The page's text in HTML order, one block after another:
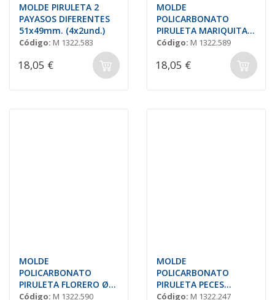
MOLDE PIRULETA 2
PAYASOS DIFERENTES
51x49mm. (4x2und.)
Código: M 1322.583
18,05 €
MOLDE
POLICARBONATO
PIRULETA MARIQUITA +
FLOR 45x46ml
Código: M 1322.589
18,05 €
MOLDE
POLICARBONATO
PIRULETA FLORERO Ø52
H=40mm + TAPA
Código: M 1322.590
MOLDE
POLICARBONATO
PIRULETA PECES
60,3x53,7h.14,6-
Código: M 1322.247